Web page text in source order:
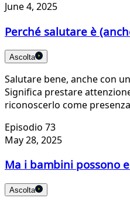
June 4, 2025
Perché salutare è
Ascolta
Salutare bene, anche con
Significa prestare
riconoscerlo come
Episodio 73
May 28, 2025
Ma i bambini possono
Ascolta